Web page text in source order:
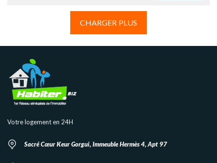
CHARGER PLUS
Votre logement en 24H
Sacré Cœur Keur Gorgui, Immeuble Hermès 4, Apt 97